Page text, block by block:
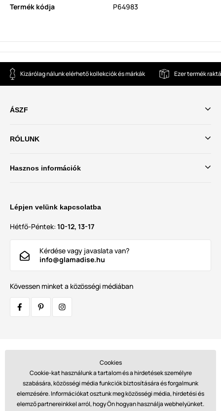
Termék kódja
P64983
Kizárólag nálunk elérhető kollekciók és márkák Ezer termék
ÁSZF
RÓLUNK
Hasznos információk
Lépjen velünk kapcsolatba
Hétfő-Péntek: 10-12, 13-17
Kérdése vagy javaslata van?
info@glamadise.hu
Kövessen minket a közösségi médiában
Fizetések:
Cookies
Cookie-kat használunk a tartalom és a hirdetések személyre
szabására, közösségi média funkciók biztosítására és forgalmunk
elemzésére. Információkat osztunk meg közösségi média, hirdetési és
elemző partnereinkkel arról, hogy Ön hogyan használja webhelyünket.